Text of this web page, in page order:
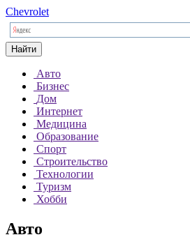
Chevrolet
Найти
Авто
Бизнес
Дом
Интернет
Медицина
Образование
Спорт
Строительство
Технологии
Туризм
Хобби
Авто